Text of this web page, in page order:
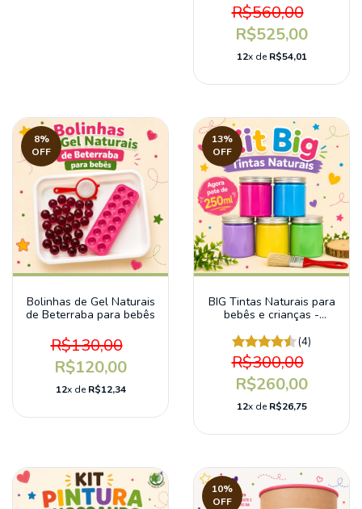
R$560,00
R$525,00
12x deR$54,01
8%
OFF
Bolinhas de Gel Naturais
de Beterraba para bebês
R$130,00
R$120,00
12x deR$12,34
13%
OFF
BIG Tintas Naturais para
bebês e crianças -
(4)
R$300,00
R$260,00
12x deR$26,75
10%
OFF